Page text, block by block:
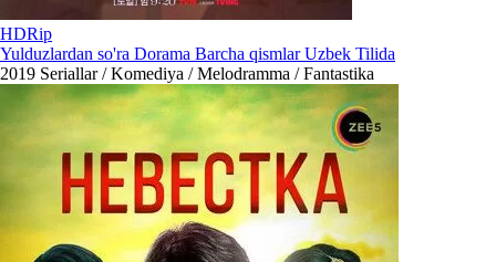
HDRip
Yulduzlardan so'ra Dorama Barcha qismlar Uzbek Tilida
2019 Seriallar / Komediya / Melodramma / Fantastika